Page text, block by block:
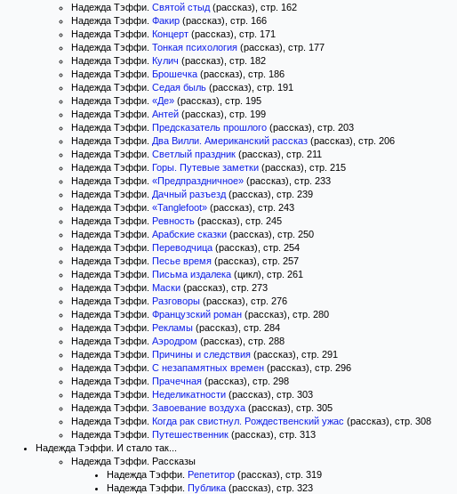
Надежда Тэффи. Святой стыд (рассказ), стр. 162
Надежда Тэффи. Факир (рассказ), стр. 166
Надежда Тэффи. Концерт (рассказ), стр. 171
Надежда Тэффи. Тонкая психология (рассказ), стр. 177
Надежда Тэффи. Кулич (рассказ), стр. 182
Надежда Тэффи. Брошечка (рассказ), стр. 186
Надежда Тэффи. Седая быль (рассказ), стр. 191
Надежда Тэффи. «Де» (рассказ), стр. 195
Надежда Тэффи. Антей (рассказ), стр. 199
Надежда Тэффи. Предсказатель прошлого (рассказ), стр. 203
Надежда Тэффи. Два Вилли. Американский рассказ (рассказ), стр. 206
Надежда Тэффи. Светлый праздник (рассказ), стр. 211
Надежда Тэффи. Горы. Путевые заметки (рассказ), стр. 215
Надежда Тэффи. «Предпраздничное» (рассказ), стр. 233
Надежда Тэффи. Дачный разъезд (рассказ), стр. 239
Надежда Тэффи. «Tanglefoot» (рассказ), стр. 243
Надежда Тэффи. Ревность (рассказ), стр. 245
Надежда Тэффи. Арабские сказки (рассказ), стр. 250
Надежда Тэффи. Переводчица (рассказ), стр. 254
Надежда Тэффи. Песье время (рассказ), стр. 257
Надежда Тэффи. Письма издалека (цикл), стр. 261
Надежда Тэффи. Маски (рассказ), стр. 273
Надежда Тэффи. Разговоры (рассказ), стр. 276
Надежда Тэффи. Французский роман (рассказ), стр. 280
Надежда Тэффи. Рекламы (рассказ), стр. 284
Надежда Тэффи. Аэродром (рассказ), стр. 288
Надежда Тэффи. Причины и следствия (рассказ), стр. 291
Надежда Тэффи. С незапамятных времен (рассказ), стр. 296
Надежда Тэффи. Прачечная (рассказ), стр. 298
Надежда Тэффи. Неделикатности (рассказ), стр. 303
Надежда Тэффи. Завоевание воздуха (рассказ), стр. 305
Надежда Тэффи. Когда рак свистнул. Рождественский ужас (рассказ), стр. 308
Надежда Тэффи. Путешественник (рассказ), стр. 313
Надежда Тэффи. И стало так...
Надежда Тэффи. Рассказы
Надежда Тэффи. Репетитор (рассказ), стр. 319
Надежда Тэффи. Публика (рассказ), стр. 323